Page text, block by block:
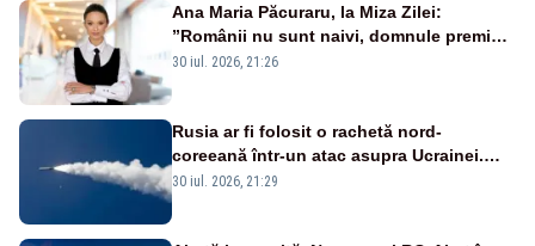
Ana Maria Păcuraru, la Miza Zilei:
”Românii nu sunt naivi, domnule premier
Bolojan”
30 iul. 2026, 21:26
Rusia ar fi folosit o rachetă nord-
coreeană într-un atac asupra Ucrainei.
Este pentru prima dată în acest an
30 iul. 2026, 21:29